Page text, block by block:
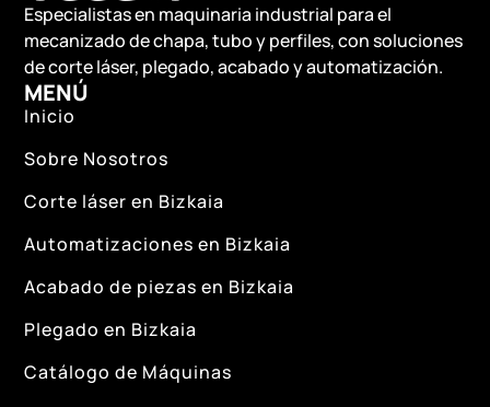
Especialistas en maquinaria industrial para el
mecanizado de chapa, tubo y perfiles, con soluciones
de corte láser, plegado, acabado y automatización.
MENÚ
Inicio
Sobre Nosotros
Corte láser en Bizkaia
Automatizaciones en Bizkaia
Acabado de piezas en Bizkaia
Plegado en Bizkaia
Catálogo de Máquinas